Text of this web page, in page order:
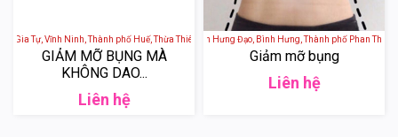
Gia Tự, Vĩnh Ninh, Thành phố Huế, Thừa Thiên Huế, Việt Nam
GIẢM MỠ BỤNG MÀ
KHÔNG DAO...
Liên hệ
AnhLee Spa - 341 Trần Hưng Đạo, Bình Hưng, Thành phố Phan Thiết,
Giảm mỡ bụng
Liên hệ